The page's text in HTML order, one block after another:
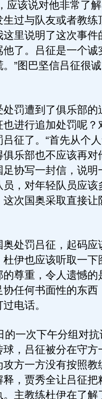
该说对他非常了解
过与队友或者教练
里说明了这次事件
了。吕征是一个诚
”图巴坚信吕征很
罚遭到了俱乐部的
进行追加处罚呢？
征了。“首先从个
乐部也不应该再对
协写一封信，说明
，对年轻队员应该
次国奥采取直接让
处罚吕征，起码应
伊也应该听取一下
尊重，令人遗憾的
任何书面性的东西
电话。
一次下午分组对抗
，吕征被分在守方
方一方没有按照教
，贾秀全让吕征把
主教练杜伊在了解